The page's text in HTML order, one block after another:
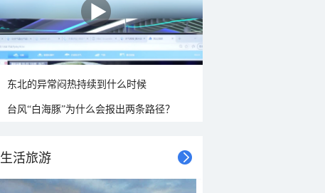
东北的异常闷热持续到什么时候
台风“白海豚”为什么会报出两条路径？
生活旅游